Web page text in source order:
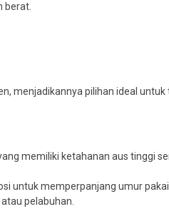
berat.
menjadikannya pilihan ideal
memiliki ketahanan aus tinggi
untuk memperpanjang umur
pelabuhan.